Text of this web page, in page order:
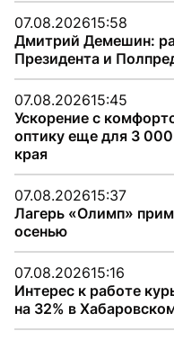
07.08.202615:58
Дмитрий Демешин:
Президента и
07.08.202615:45
Ускорение с
оптику еще для 3
края
07.08.202615:37
Лагерь «Олимп»
осенью
07.08.202615:16
Интерес к работе
на 32% в